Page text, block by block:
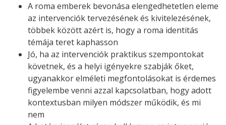
A roma emberek bevonása elengedhetetlen eleme
az intervenciók tervezésének és kivitelezésének,
többek között azért is, hogy a roma identitás
témája teret kaphasson
Jó, ha az intervenciók praktikus szempontokat
követnek, és a helyi igényekre szabják őket,
ugyanakkor elméleti megfontolásokat is érdemes
figyelembe venni azzal kapcsolatban, hogy adott
kontextusban milyen módszer működik, és mi
nem